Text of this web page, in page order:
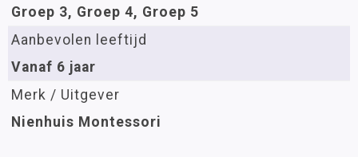
Groep 3, Groep 4, Groep 5
Aanbevolen leeftijd
Vanaf 6 jaar
Merk / Uitgever
Nienhuis Montessori